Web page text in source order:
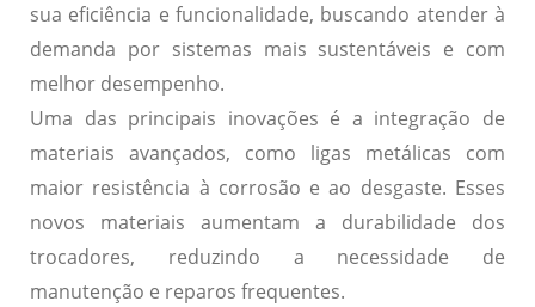
sua eficiência e funcionalidade, buscando atender à
demanda por sistemas mais sustentáveis e com
melhor desempenho.
Uma das principais inovações é a integração de
materiais avançados, como ligas metálicas com
maior resistência à corrosão e ao desgaste. Esses
novos materiais aumentam a durabilidade dos
trocadores, reduzindo a necessidade de
manutenção e reparos frequentes.